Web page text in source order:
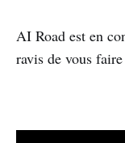
AI Road est en
ravis de vous